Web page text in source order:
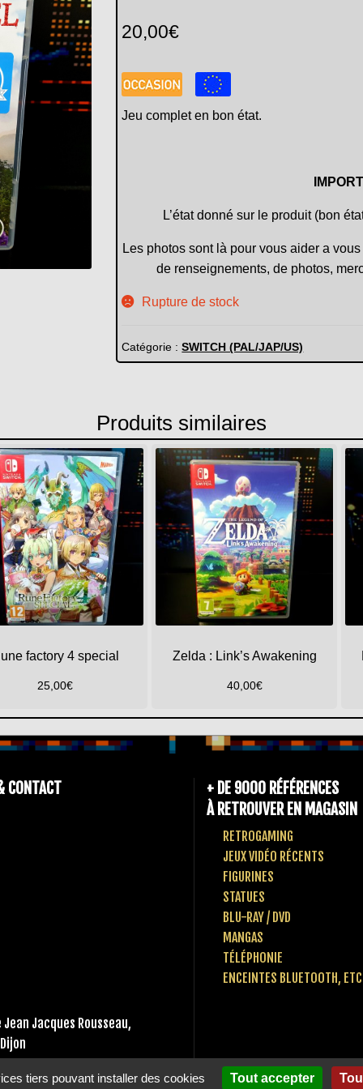
20,00€
Jeu complet en bon état.
L’état donné sur le produit (bon
Les photos sont là pour vous aider a
de renseignements, de photos,
Rupture de stock
Catégorie :SWITCH (PAL/JAP/US)
Produits similaires
factory 4 special
25,00€
Zelda : Link’s Awakening
40,00€
CONTACT
Jacques Rousseau,
80 10 49 65
+ DE 9000 RÉFÉRENCES
À RETROUVER EN MAGASIN
RETROGAMING
JEUX VIDÉO RÉCENTS
FIGURINES
STATUES
BLU-RAY / DVD
MANGAS
TÉLÉPHONIE
ENCEINTES BLUETOOTH,
tiers pouvant installer des cookies Tout accepter